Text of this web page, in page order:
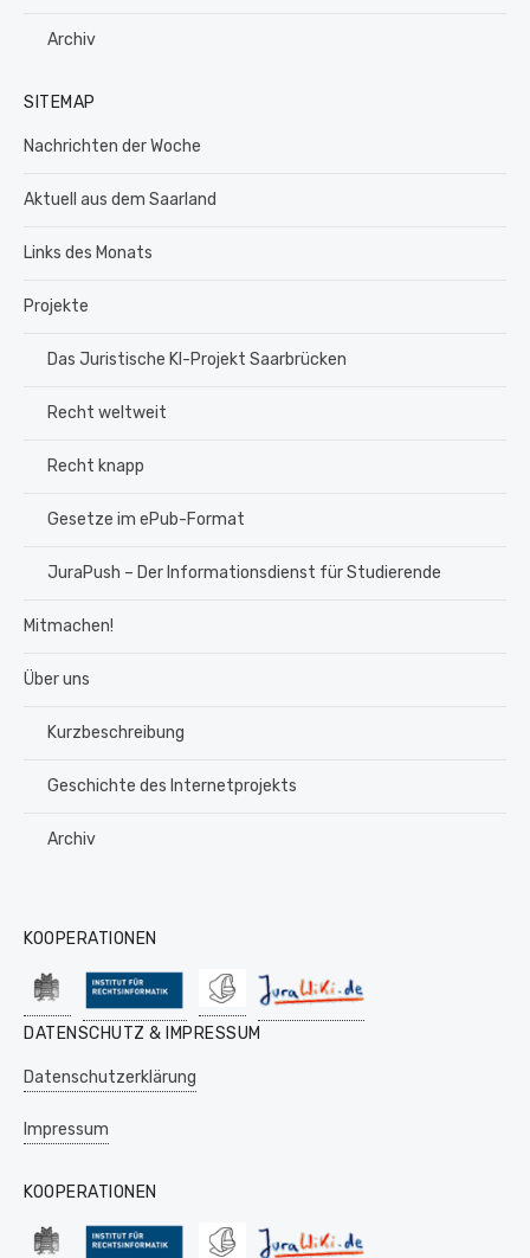
Archiv
SITEMAP
Nachrichten der Woche
Aktuell aus dem Saarland
Links des Monats
Projekte
Das Juristische KI-Projekt Saarbrücken
Recht weltweit
Recht knapp
Gesetze im ePub-Format
JuraPush – Der Informationsdienst für Studierende
Mitmachen!
Über uns
Kurzbeschreibung
Geschichte des Internetprojekts
Archiv
KOOPERATIONEN
DATENSCHUTZ & IMPRESSUM
Datenschutzerklärung
Impressum
KOOPERATIONEN